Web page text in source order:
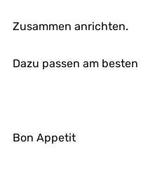
Zusammen anrichten.
Dazu passen am
Bon Appetit